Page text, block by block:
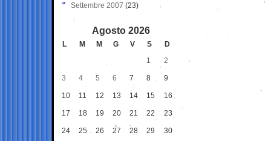
Settembre 2007 (23)
Agosto 2026
L M M G V S
D
1
2
3 4 5 6 7 8 9
10 11 12 13 14 15 16
17 18 19 20 21 22 23
24 25 26 27 28 29 30